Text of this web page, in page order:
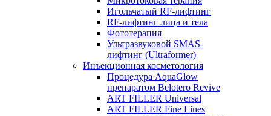
Игольчатый RF-лифтинг
RF-лифтинг лица и тела
Фототерапия
Ультразвуковой SMAS-
лифтинг (Ultraformer)
Инъекционная косметология
Процедура AquaGlow
препаратом Belotero Revive
ART FILLER Universal
ART FILLER Fine Lines